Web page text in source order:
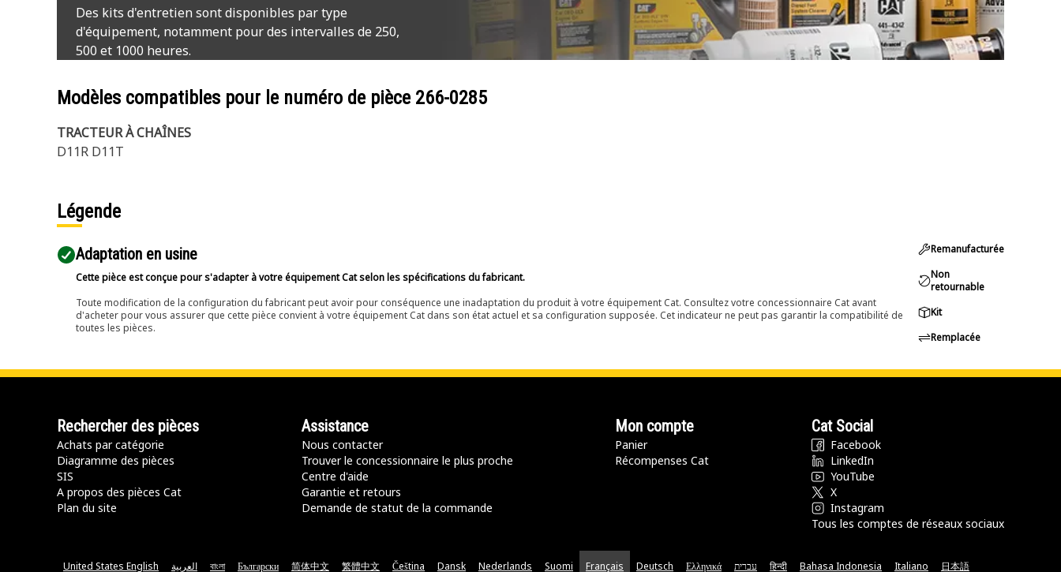
Des kits d'entretien sont disponibles par type
d'équipement, notamment pour des intervalles de 250,
500 et 1000 heures.
Modèles compatibles pour le numéro de pièce 266-0285
TRACTEUR À CHAÎNES
D11R D11T
Légende
Adaptation en usine
Cette pièce est conçue pour s'adapter à votre équipement Cat selon les spécifications du fabricant.
Toute modification de la configuration du fabricant peut avoir pour conséquence une inadaptation du produit à votre équipement Cat. Consultez votre concessionnaire Cat avant
d'acheter pour vous assurer que cette pièce convient à votre équipement Cat dans son état actuel et sa configuration supposée. Cet indicateur ne peut pas garantir la compatibilité de
toutes les pièces.
Remanufacturée
Non
retournable
Kit
Remplacée
Rechercher des pièces
Achats par catégorie
Diagramme des pièces
SIS
A propos des pièces Cat
Plan du site
Assistance
Nous contacter
Trouver le concessionnaire le plus proche
Centre d'aide
Garantie et retours
Demande de statut de la commande
Mon compte
Panier
Récompenses Cat
Cat Social
Facebook
LinkedIn
YouTube
X
Instagram
Tous les comptes de réseaux sociaux
United States English العربية বাংলা Български 简体中文 繁體中文 Čeština Dansk Nederlands Suomi Français Deutsch Ελληνικά עברית हिन्दी Bahasa Indonesia Italiano 日本語